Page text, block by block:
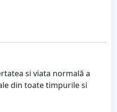
si viata normală a
din toate timpurile si